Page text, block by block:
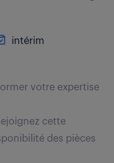
intérim
votre expertise
cette
des pièces